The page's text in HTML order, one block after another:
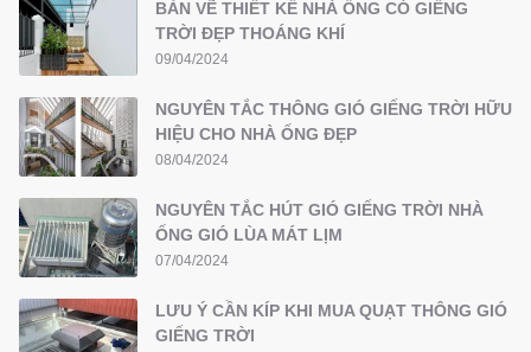
BẢN VẼ THIẾT KẾ NHÀ ỐNG CÓ GIẾNG
TRỜI ĐẸP THOÁNG KHÍ
09/04/2024
NGUYÊN TẮC THÔNG GIÓ GIẾNG TRỜI HỮU
HIỆU CHO NHÀ ỐNG ĐẸP
08/04/2024
NGUYÊN TẮC HÚT GIÓ GIẾNG TRỜI NHÀ
ỐNG GIÓ LÙA MÁT LỊM
07/04/2024
LƯU Ý CẦN KÍP KHI MUA QUẠT THÔNG GIÓ
GIẾNG TRỜI